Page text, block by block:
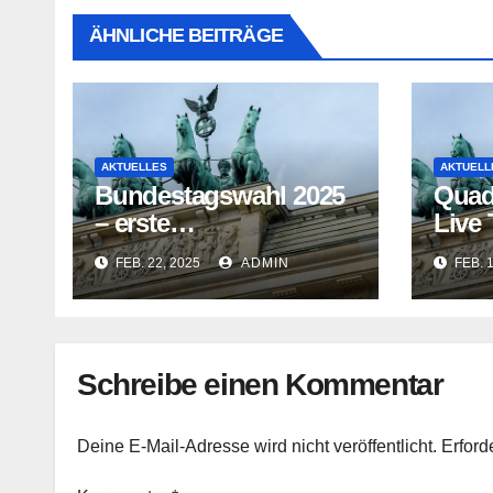
ÄHNLICHE BEITRÄGE
AKTUELLES
Bundestagswahl 2025
– erste
Hochrechnungen und
Prognosen heute
Abend
FEB. 22, 2025 ADMIN
Live
vor
FEB.
Schreibe einen Kommentar
Deine E-Mail-Adresse wird nicht veröffentlicht.